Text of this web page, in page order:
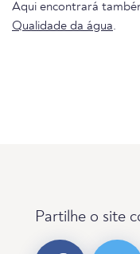
Aqui encontrará
Qualidade da água.
Partilhe o site